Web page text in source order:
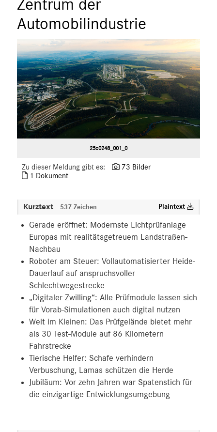
ANSPRECHPARTNER
Zentrum der
Automobilindustrie
25c0248_001_0
Zu dieser Meldung gibt es:
73 Bilder
1 Dokument
Kurztext 537 Zeichen Plaintext
Gerade eröffnet: Modernste Lichtprüfanlage
Europas mit realitätsgetreuem Landstraßen-
Nachbau
Roboter am Steuer: Vollautomatisierter Heide-
Dauerlauf auf anspruchsvoller
Schlechtwegestrecke
„Digitaler Zwilling“: Alle Prüfmodule lassen sich
für Vorab-Simulationen auch digital nutzen
Welt im Kleinen: Das Prüfgelände bietet mehr
als 30 Test-Module auf 86 Kilometern
Fahrstrecke
Tierische Helfer: Schafe verhindern
Verbuschung, Lamas schützen die Herde
Jubiläum: Vor zehn Jahren war Spatenstich für
die einzigartige Entwicklungsumgebung